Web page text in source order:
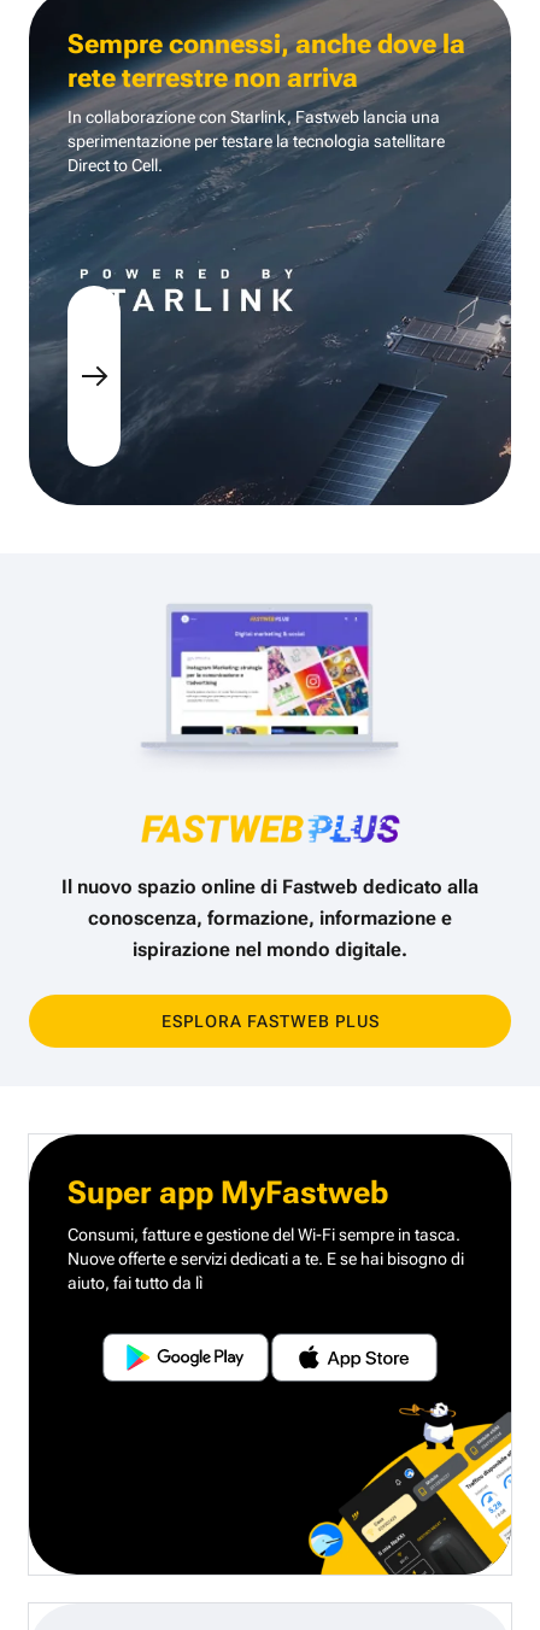
Sempre connessi, anche dove la
rete terrestre non arriva
In collaborazione con Starlink, Fastweb lancia una
sperimentazione per testare la tecnologia satellitare
Direct to Cell.
Il nuovo spazio online di Fastweb dedicato alla
conoscenza, formazione, informazione e
ispirazione nel mondo digitale.
ESPLORA FASTWEB PLUS
Super app MyFastweb
Consumi, fatture e gestione del Wi-Fi sempre in tasca.
Nuove offerte e servizi dedicati a te. E se hai bisogno di
aiuto, fai tutto da lì